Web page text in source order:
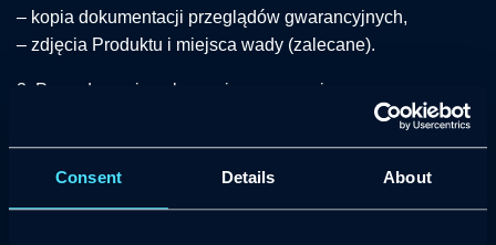
Consent Details About
– kopia dokumentacji przeglądów gwarancyjnych,
– zdjęcia Produktu i miejsca wady (zalecane).
3. Procedowanie zgłoszenia gwarancyjnego
W pierwszej kolejności Producent przeprowadza zdalną